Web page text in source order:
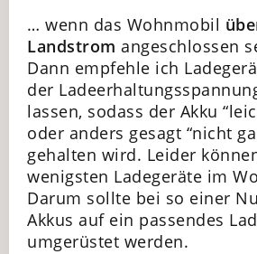
… wenn das Wohnmobil
Landstrom angeschlossen
Dann empfehle ich
der
lassen, sodass der Akku
oder anders gesagt “nicht
gehalten wird. Leider
wenigsten Ladegeräte im
Darum sollte bei so einer
Akkus auf ein passendes
umgerüstet werden.